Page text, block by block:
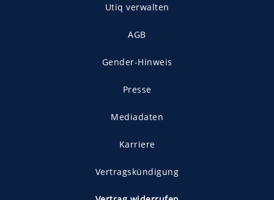
Utiq verwalten
AGB
Gender-Hinweis
Presse
Mediadaten
Karriere
Vertragskündigung